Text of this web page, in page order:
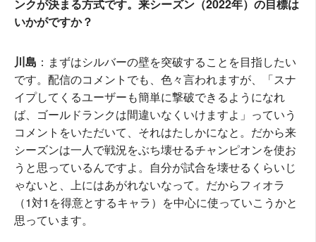
ンクが決まる方式です。来シーズン（2022年）の目標は
いかがですか？
川島 ：まずはシルバーの壁を突破することを目指したい
です。配信のコメントでも、色々言われますが、「スナ
イプしてくるユーザーも簡単に撃破できるようになれ
ば、ゴールドランクは間違いなくいけますよ」っていう
コメントをいただいて、それはたしかになと。だから来
シーズンは一人で戦況をぶち壊せるチャンピオンを使お
うと思っているんですよ。自分が試合を壊せるくらいじ
ゃないと、上にはあがれないなって。だからフィオラ
（1対1を得意とするキャラ）を中心に使っていこうかと
思っています。